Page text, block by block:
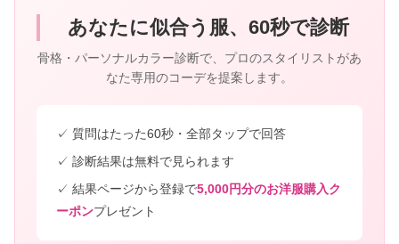
あなたに似合う服、60秒で診断
骨格・パーソナルカラー診断で、プロのスタイリストがあ
なた専用のコーデを提案します。
✓ 質問はたった60秒・全部タップで回答
✓ 診断結果は無料で見られます
✓ 結果ページから登録で5,000円分のお洋服購入ク
ーポンプレゼント